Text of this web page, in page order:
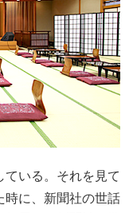
ている。それを見て
時に、新聞社の世話